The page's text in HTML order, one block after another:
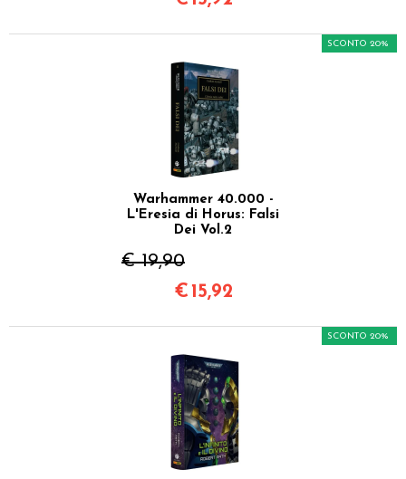
Warhammer 40.000 -
L'Eresia di Horus: Falsi
Dei Vol.2
€ 19,90
SCONTO 20%
€ 15,92
SCONTO 20%